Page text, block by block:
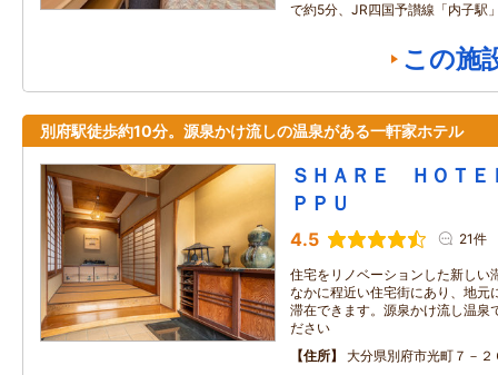
で約5分、JR四国予讃線「内子駅
この施
別府駅徒歩約10分。源泉かけ流しの温泉がある一軒家ホテル
ＳＨＡＲＥ ＨＯＴ
ＰＰＵ
4.5 21件
住宅をリノベーションした新しい
なかに程近い住宅街にあり、地元
滞在できます。源泉かけ流し温泉
ださい
住所
大分県別府市光町７－２